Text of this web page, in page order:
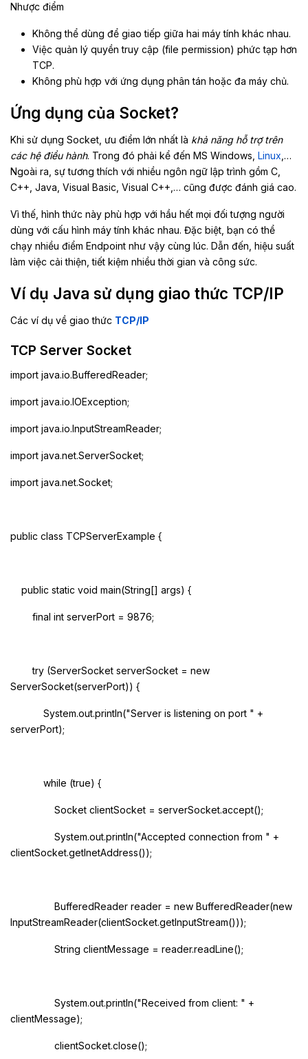
Nhược điểm
Không thể dùng để giao tiếp giữa hai máy tính khác nhau.
Việc quản lý quyền truy cập (file permission) phức tạp hơn
TCP.
Không phù hợp với ứng dụng phân tán hoặc đa máy chủ.
Ứng dụng của Socket?
Khi sử dụng Socket, ưu điểm lớn nhất là khả năng hỗ trợ trên
các hệ điều hành. Trong đó phải kể đến MS Windows, Linux ,…
Ngoài ra, sự tương thích với nhiều ngôn ngữ lập trình gồm C,
C++, Java, Visual Basic, Visual C++,… cũng được đánh giá cao.
Vì thế, hình thức này phù hợp với hầu hết mọi đối tượng người
dùng với cấu hình máy tính khác nhau. Đặc biệt, bạn có thể
chạy nhiều điểm Endpoint như vậy cùng lúc. Dẫn đến, hiệu suất
làm việc cải thiện, tiết kiệm nhiều thời gian và công sức.
Ví dụ Java sử dụng giao thức TCP/IP
Các ví dụ về giao thức TCP/IP
TCP Server Socket
import java.io.BufferedReader;
import java.io.IOException;
import java.io.InputStreamReader;
import java.net.ServerSocket;
import java.net.Socket;
public class TCPServerExample {
public static void main(String[] args) {
final int serverPort = 9876;
try (ServerSocket serverSocket = new
ServerSocket(serverPort)) {
System.out.println("Server is listening on port " +
serverPort);
while (true) {
Socket clientSocket = serverSocket.accept();
System.out.println("Accepted connection from " +
clientSocket.getInetAddress());
BufferedReader reader = new BufferedReader(new
InputStreamReader(clientSocket.getInputStream()));
String clientMessage = reader.readLine();
System.out.println("Received from client: " +
clientMessage);
clientSocket.close();